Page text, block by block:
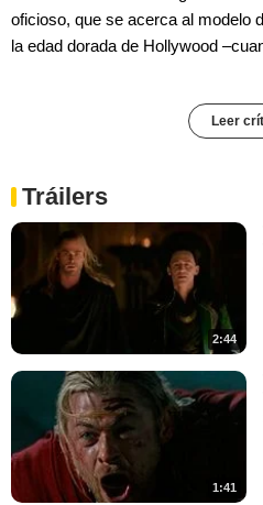
oficioso, que se acerca al modelo
la edad dorada de Hollywood
Leer
Tráilers
2:44
1:41